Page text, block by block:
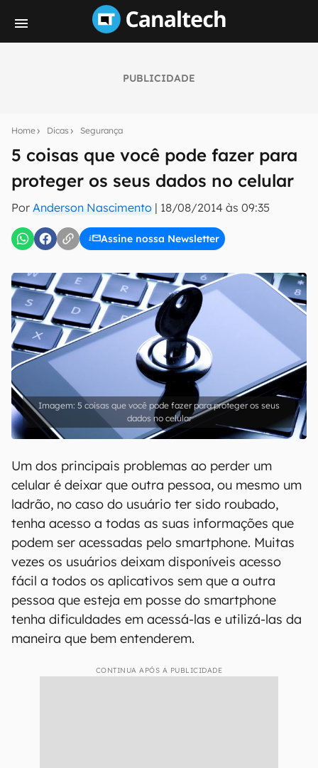
PUBLICIDADE
Home Dicas Segurança
5 coisas que você pode fazer para
proteger os seus dados no celular
Por Anderson Nascimento | 18/08/2014 às 09:35
Assine nossa Newsletter
notícias e reviews sobre tecnologia em primeira
mão.
E-mail
inscreva-se
Confirmo que li, aceito e concordo com os
Termos de
Uso e Política de Privacidade do Canaltech.
5 coisas que você pode fazer para proteger os seus
dados no celular
Um dos principais problemas ao perder um
celular é deixar que outra pessoa, ou mesmo um
ladrão, no caso do usuário ter sido roubado,
tenha acesso a todas as suas informações que
podem ser acessadas pelo smartphone. Muitas
vezes os usuários deixam disponíveis acesso
fácil a todos os aplicativos sem que a outra
pessoa que esteja em posse do smartphone
tenha dificuldades em acessá-las e utilizá-las da
maneira que bem entenderem.
CONTINUA APÓS A PUBLICIDADE